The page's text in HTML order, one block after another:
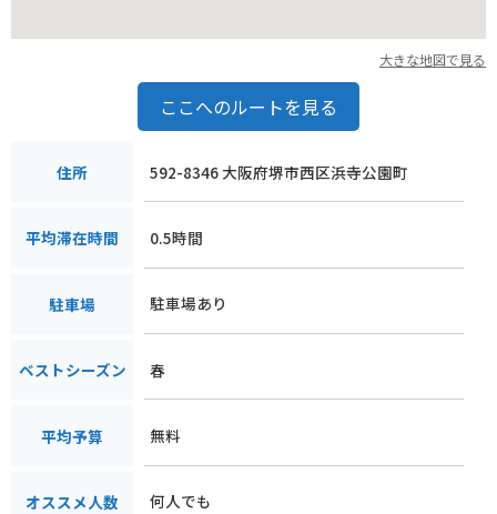
大きな地図で見る
ここへのルートを見る
住所 592-8346 大阪府堺市西区浜寺公園町
平均滞在時間 0.5時間
駐車場 駐車場あり
ベストシーズン 春
平均予算 無料
オススメ人数 何人でも